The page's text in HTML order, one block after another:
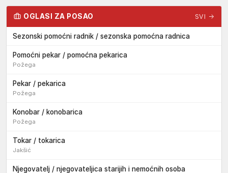
OGLASI ZA POSAO SVI →
Sezonski pomoćni radnik / sezonska pomoćna radnica
Pomoćni pekar / pomoćna pekarica
Požega
Pekar / pekarica
Požega
Konobar / konobarica
Požega
Tokar / tokarica
Jakšić
Njegovatelj / njegovateljica starijih i nemoćnih osoba